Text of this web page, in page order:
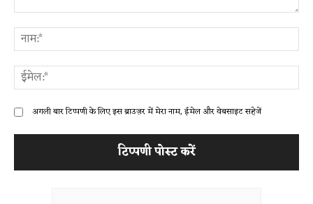
अगली बार टिप्पणी के लिए इस ब्राउज़र में मेरा नाम, ईमेल और वेबसाइट सहेजें